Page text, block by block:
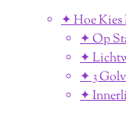
✦ Hoe Kies
✦ Op
✦
✦ 3
✦